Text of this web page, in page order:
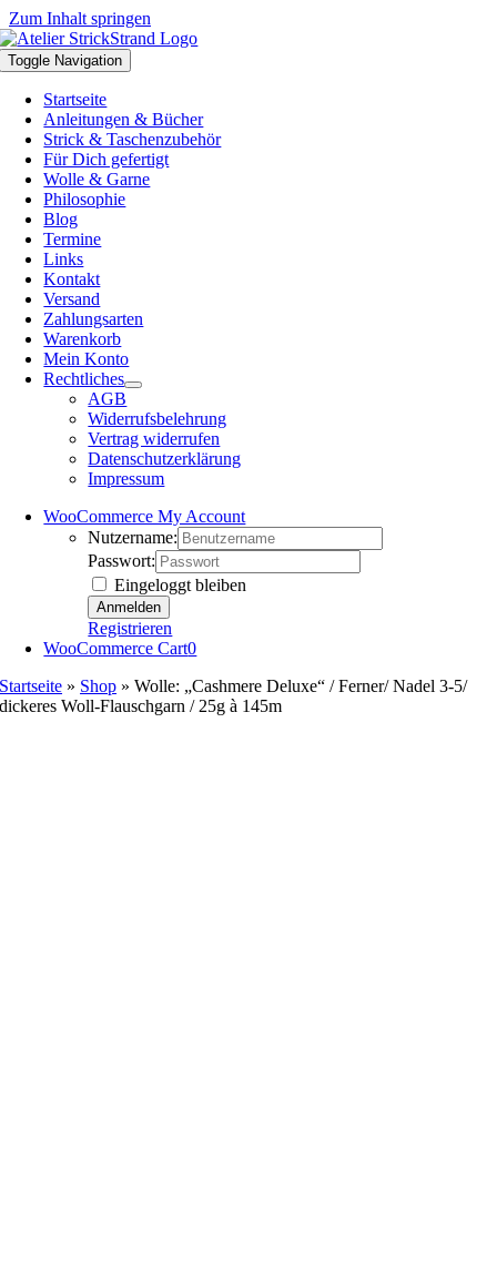
Zum Inhalt springen
Toggle Navigation
Startseite
Anleitungen & Bücher
Strick & Taschenzubehör
Für Dich gefertigt
Wolle & Garne
Philosophie
Blog
Termine
Links
Kontakt
Versand
Zahlungsarten
Warenkorb
Mein Konto
Rechtliches
AGB
Widerrufsbelehrung
Vertrag widerrufen
Datenschutzerklärung
Impressum
WooCommerce My Account
Nutzername:
Passwort:
Eingeloggt bleiben
Registrieren
WooCommerce Cart0
Startseite » Shop »Wolle: „Cashmere Deluxe“ / Ferner/ Nadel 3-5/
dickeres Woll-Flauschgarn / 25g à 145m